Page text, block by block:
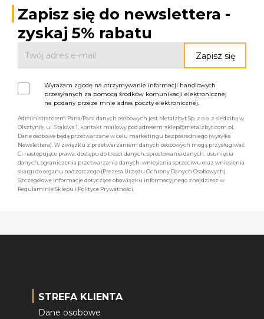
Zapisz się do newslettera -
zyskaj 5% rabatu
Wyrażam zgodę na otrzymywanie informacji handlowych
przesyłanych za pomocą środków komunikacji elektronicznej
na podany przeze mnie adres poczty elektronicznej.
Administratorem Pana/Pani danych osobowych jest Metalzbyt Sp. z o.o. z siedzibą w
Olsztynie, ul. Stalowa 1, kontakt mailowy pod adresem: sklep@metalzbyt.com.pl.
Dane osobowe będą przetwarzane w celu marketingu bezpośredniego (wysyłka
Newslettera). W związku z przetwarzaniem danych osobowych mogą przysługiwać
Ci następujące prawa: dostępu do treści danych, sprostowania danych, usunięcia
danych, ograniczenia przetwarzania danych, wniesienia sprzeciwu oraz wniesienia
skargi do organu nadzorczego (Prezesa Urzędu Ochrony Danych Osobowych).
Szczegółowe informacje dotyczące obowiązku informacyjnego znajdziesz w
Regulaminie Sklepu i Polityce Prywatności.
STREFA KLIENTA
Dane osobowe